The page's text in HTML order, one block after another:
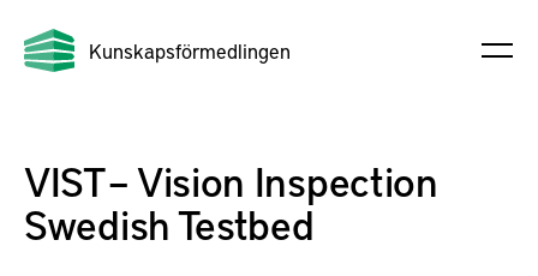
Kunskapsförmedlingen
VIST – Vision Inspection
Swedish Testbed